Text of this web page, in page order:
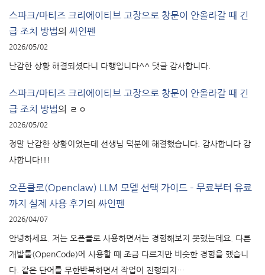
스파크/마티즈 크리에이티브 고장으로 창문이 안올라갈 때 긴
급 조치 방법의 싸인펜
2026/05/02
난감한 상황 해결되셨다니 다행입니다^^ 댓글 감사합니다.
스파크/마티즈 크리에이티브 고장으로 창문이 안올라갈 때 긴
급 조치 방법의 ㄹㅇ
2026/05/02
정말 난감한 상황이었는데 선생님 덕분에 해결했습니다. 감사합니다 감
사합니다!!!
오픈클로(Openclaw) LLM 모델 선택 가이드 – 무료부터 유료
까지 실제 사용 후기 의 싸인펜
2026/04/07
안녕하세요. 저는 오픈클로 사용하면서는 경험해보지 못했는데요. 다른
개발툴(OpenCode)에 사용할 때 조금 다르지만 비슷한 경험을 했습니
다. 같은 단어를 무한반복하면서 작업이 진행되지…